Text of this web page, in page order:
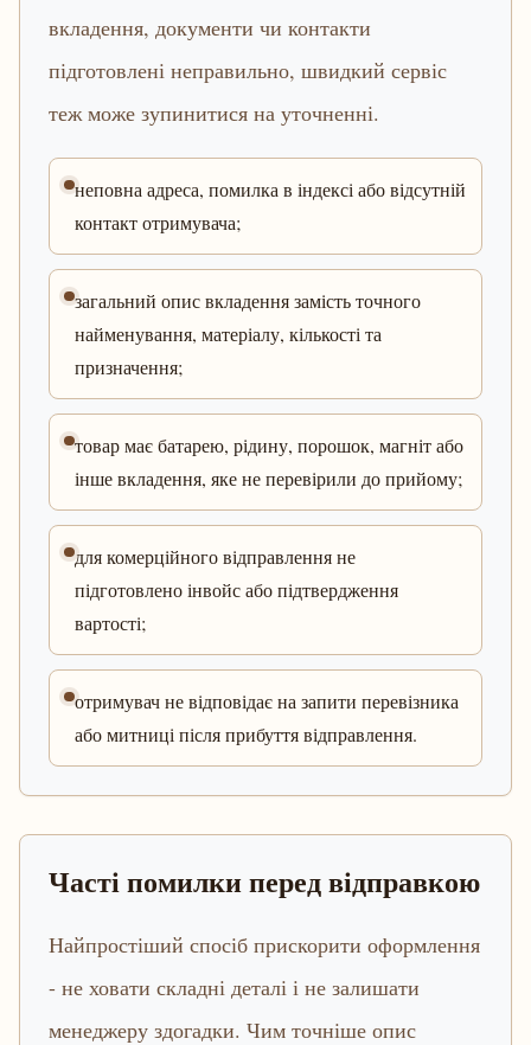
вкладення, документи чи контакти
підготовлені неправильно, швидкий сервіс
теж може зупинитися на уточненні.
неповна адреса, помилка в індексі або відсутній
контакт отримувача;
загальний опис вкладення замість точного
найменування, матеріалу, кількості та
призначення;
товар має батарею, рідину, порошок, магніт або
інше вкладення, яке не перевірили до прийому;
для комерційного відправлення не
підготовлено інвойс або підтвердження
вартості;
отримувач не відповідає на запити перевізника
або митниці після прибуття відправлення.
Часті помилки перед відправкою
Найпростіший спосіб прискорити оформлення
- не ховати складні деталі і не залишати
менеджеру здогадки. Чим точніше опис